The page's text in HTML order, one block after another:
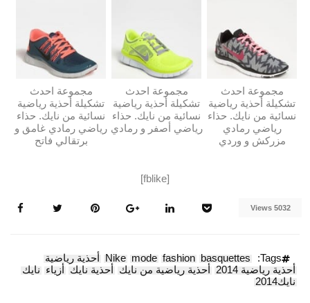
مجموعة احدث
تشكيلة أحذية رياضية
نسائية من نايك. حذاء
رياضي رمادي
مزركش و وردي
مجموعة احدث
تشكيلة أحذية رياضية
نسائية من نايك. حذاء
رياضي أصفر و رمادي
مجموعة احدث
تشكيلة أحذية رياضية
نسائية من نايك. حذاء
رياضي رمادي غامق و
برتقالي فاتح
[fblike]
5032 Views
Tags:
basquettes
fashion
mode
Nike أحذية رياضية
أحذية رياضية 2014
أحذية رياضية من نايك أحذية نايك أزياء نايك
نايك2014